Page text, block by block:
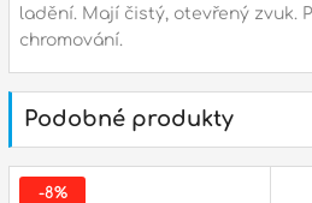
ZAVŘENO
ladění. Mají čistý, otevřený zvuk.
chromování.
Podobné produkty
-8%